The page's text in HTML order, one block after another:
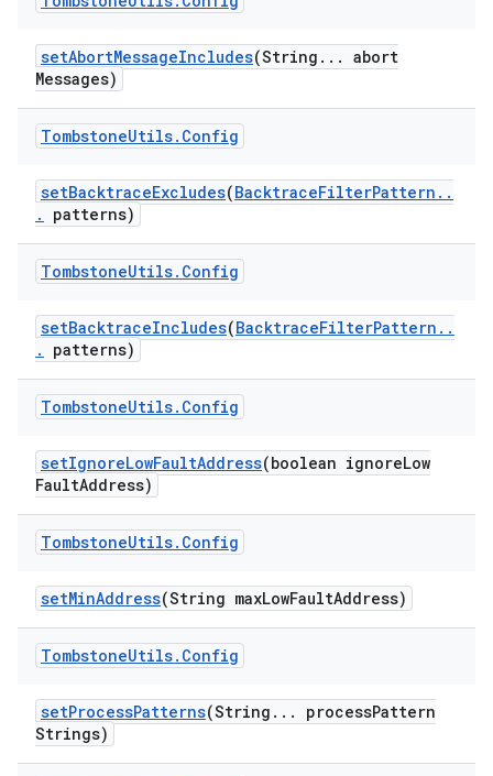
setAbortMessageIncludes(String . . . abort
Messages)
TombstoneUtils. Config
setBacktraceExcludes(BacktraceFilterPattern . .
.
patterns)
TombstoneUtils. Config
setBacktraceIncludes(BacktraceFilterPattern . .
.
patterns)
TombstoneUtils. Config
setIgnoreLowFaultAddress(boolean ignoreLow
FaultAddress)
TombstoneUtils. Config
setMinAddress(String maxLowFaultAddress)
TombstoneUtils. Config
setProcessPatterns(String . . . processPattern
Strings)